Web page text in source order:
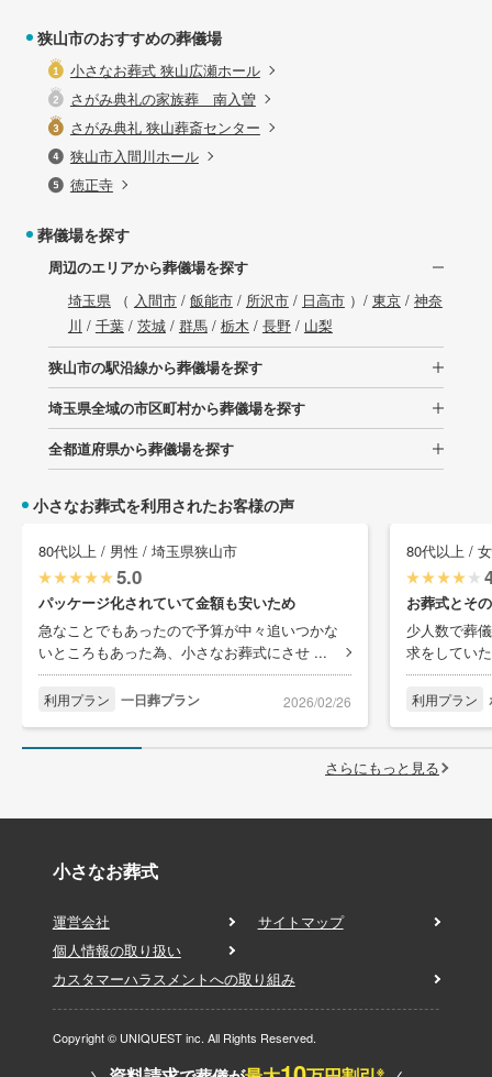
狭山市のおすすめの葬儀場
小さなお葬式 狭山広瀬ホール
さがみ典礼の家族葬 南入曽
さがみ典礼 狭山葬斎センター
狭山市入間川ホール
徳正寺
葬儀場を探す
周辺のエリアから葬儀場を探す
埼玉県（ 入間市/ 飯能市/ 所沢市/ 日高市）/ 東京/ 神奈
川 / 千葉/ 茨城/ 群馬/ 栃木 / 長野/ 山梨
狭山市の駅沿線から葬儀場を探す
埼玉県全域の市区町村から葬儀場を探す
全都道府県から葬儀場を探す
小さなお葬式を利用されたお客様の声
80代以上 / 男性 / 埼玉県狭山市
5.0
パッケージ化されていて金額も安いため
急なことでもあったので予算が中々追いつかな
いところもあった為、小さなお葬式にさせ ...
利用プラン 一日葬プラン 2026/02/26
80代以上 /
お葬式とそ
少人数で葬
求をしてい
利用プラン
さらにもっと見る
小さなお葬式
運営会社
サイトマップ
個人情報の取り扱い
カスタマーハラスメントへの取り組み
Copyright © UNIQUEST inc. All Rights Reserved.
※